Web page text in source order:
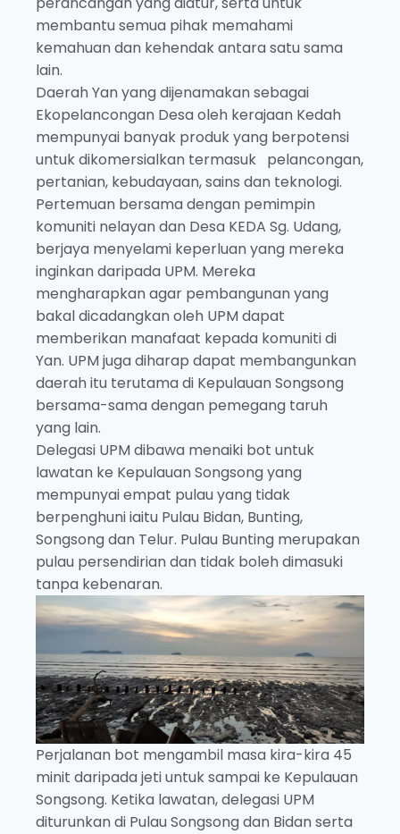
membantu semua pihak memahami
kemahuan dan kehendak antara satu sama
lain.
Daerah Yan yang dijenamakan sebagai
Ekopelancongan Desa oleh kerajaan Kedah
mempunyai banyak produk yang berpotensi
untuk dikomersialkan termasuk pelancongan,
pertanian, kebudayaan, sains dan teknologi.
Pertemuan bersama dengan pemimpin
komuniti nelayan dan Desa KEDA Sg. Udang,
berjaya menyelami keperluan yang mereka
inginkan daripada UPM. Mereka
mengharapkan agar pembangunan yang
bakal dicadangkan oleh UPM dapat
memberikan manafaat kepada komuniti di
Yan. UPM juga diharap dapat membangunkan
daerah itu terutama di Kepulauan Songsong
bersama-sama dengan pemegang taruh
yang lain.
Delegasi UPM dibawa menaiki bot untuk
lawatan ke Kepulauan Songsong yang
mempunyai empat pulau yang tidak
berpenghuni iaitu Pulau Bidan, Bunting,
Songsong dan Telur. Pulau Bunting merupakan
pulau persendirian dan tidak boleh dimasuki
tanpa kebenaran.
Perjalanan bot mengambil masa kira-kira 45
minit daripada jeti untuk sampai ke Kepulauan
Songsong. Ketika lawatan, delegasi UPM
diturunkan di Pulau Songsong dan Bidan serta